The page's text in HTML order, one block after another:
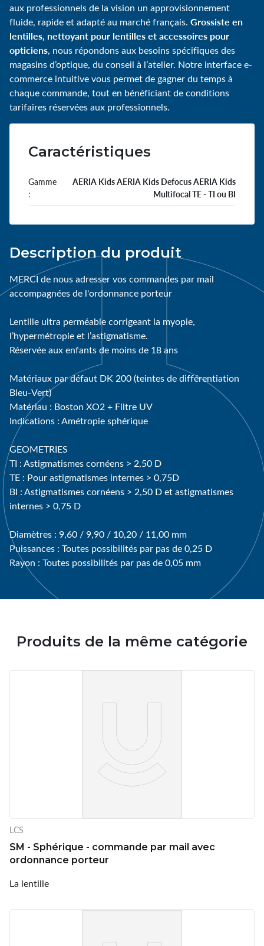
aux professionnels de la vision un approvisionnement
fluide, rapide et adapté au marché français. Grossiste en
lentilles, nettoyant pour lentilles et accessoires pour
opticiens, nous répondons aux besoins spécifiques des
magasins d’optique, du conseil à l’atelier. Notre interface e-
commerce intuitive vous permet de gagner du temps à
chaque commande, tout en bénéficiant de conditions
tarifaires réservées aux professionnels.
Caractéristiques
Gamme
:
AERIA Kids AERIA Kids Defocus AERIA Kids
Multifocal TE - TI ou BI
Description du produit
MERCI de nous adresser vos commandes par mail
accompagnées de l'ordonnance porteur
Lentille ultra perméable corrigeant la myopie,
l’hypermétropie et l’astigmatisme.
Réservée aux enfants de moins de 18 ans
Matériaux par défaut DK 200 (teintes de différentiation
Bleu-Vert)
Matériau : Boston XO2 + Filtre UV
Indications : Amétropie sphérique
GEOMETRIES
TI : Astigmatismes cornéens > 2,50 D
TE : Pour astigmatismes internes > 0,75D
BI : Astigmatismes cornéens > 2,50 D et astigmatismes
internes > 0,75 D
Diamètres : 9,60 / 9,90 / 10,20 / 11,00 mm
Puissances : Toutes possibilités par pas de 0,25 D
Rayon : Toutes possibilités par pas de 0,05 mm
Produits de la même catégorie
LCS
SM - Sphérique - commande par mail avec
ordonnance porteur
La lentille